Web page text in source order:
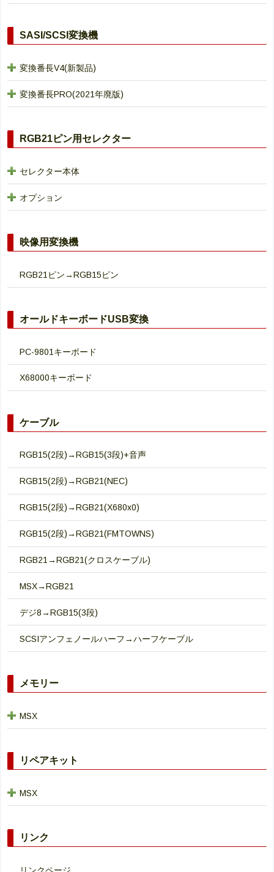
SASI/SCSI変換機
変換番長V4(新製品)
変換番長PRO(2021年廃版)
RGB21ピン用セレクター
セレクター本体
オプション
映像用変換機
RGB21ピン→RGB15ピン
オールドキーボードUSB変換
PC-9801キーボード
X68000キーボード
ケーブル
RGB15(2段)→RGB15(3段)+音声
RGB15(2段)→RGB21(NEC)
RGB15(2段)→RGB21(X680x0)
RGB15(2段)→RGB21(FMTOWNS)
RGB21→RGB21(クロスケーブル)
MSX→RGB21
デジ8→RGB15(3段)
SCSIアンフェノールハーフ→ハーフケーブル
メモリー
MSX
リペアキット
MSX
リンク